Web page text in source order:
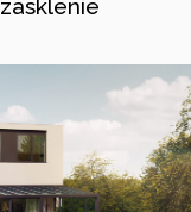
zasklenie